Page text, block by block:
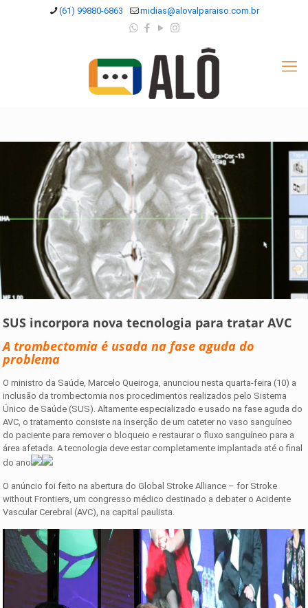
(61) 99880-6863 midias@alovalparaiso.com.br
SUS incorpora nova tecnologia para tratar AVC
A trombectomia é usada na fase aguda do
problema
O ministro da Saúde, Marcelo Queiroga, anunciou nesta quarta-feira (10) a
inclusão da trombectomia nos procedimentos realizados pelo Sistema
Único de Saúde (SUS). Altamente especializado e usado na fase aguda do
AVC, o tratamento consiste na inserção de um cateter no vaso sanguíneo
do paciente para remover o bloqueio e restaurar o fluxo sanguíneo para a
área afetada. A tecnologia deve estar completamente implantada até o final
do ano
O anúncio foi feito na abertura do Global Stroke Alliance – for Stroke
without Frontiers, um congresso médico destinado a debater o Acidente
Vascular Cerebral (AVC), na capital paulista.